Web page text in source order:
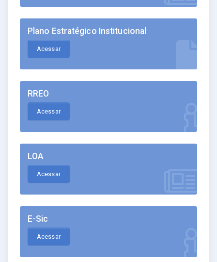
Plano Estratégico Institucional
Acessar
RREO
Acessar
LOA
Acessar
E-Sic
Acessar